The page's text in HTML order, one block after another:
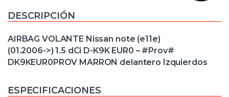
DESCRIPCIÓN
AIRBAG VOLANTE Nissan note (e11e)
(01.2006->) 1.5 dCi D-K9K EUR0 – #Prov#
DK9KEUR0PROV MARRON delantero Izquierdos
ESPECIFICACIONES